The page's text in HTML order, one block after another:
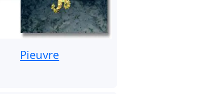
Pieuvre